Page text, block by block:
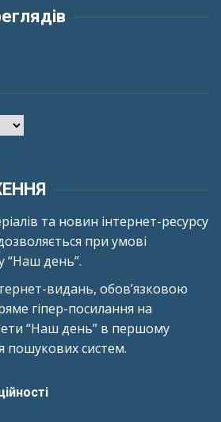
та новин інтернет-ресурсу
при умові
“Наш день”.
видань, обов’язковою
гіпер-посилання на
“Наш день” в першому
пошукових систем.